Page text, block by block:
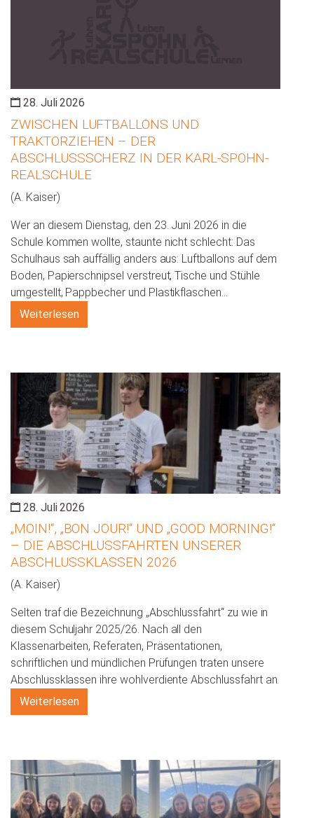
28. Juli 2026
ZWISCHEN LUFTBALLONS UND
TRAKTORZIEHEN – DER
ABSCHLUSSSCHERZ IN DER KARL-SPOHN-
REALSCHULE
(A. Kaiser)
Wer an diesem Dienstag, den 23. Juni 2026 in die
Schule kommen wollte, staunte nicht schlecht: Das
Schulhaus sah auffällig anders aus: Luftballons auf dem
Boden, Papierschnipsel verstreut, Tische und Stühle
umgestellt, Pappbecher und Plastikflaschen…
Weiterlesen
28. Juli 2026
„MOIN!“, „BON JOUR!“ UND „GOOD MORNING!“
– DIE ABSCHLUSSFAHRTEN UNSERER
ABSCHLUSSKLASSEN 2026
(A. Kaiser)
Selten traf die Bezeichnung „Abschlussfahrt“ zu wie in
diesem Schuljahr 2025/26. Nach all den
Klassenarbeiten, Referaten, Präsentationen,
schriftlichen und mündlichen Prüfungen traten unsere
Abschlussklassen ihre wohlverdiente Abschlussfahrt an.
Weiterlesen